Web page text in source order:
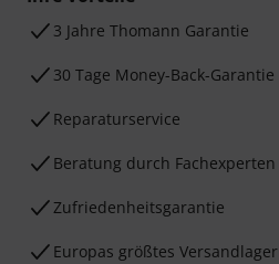
3 Jahre Thomann Garantie
30 Tage Money-Back-Garantie
Reparaturservice
Beratung durch Fachexperten
Zufriedenheitsgarantie
Europas größtes Versandlager